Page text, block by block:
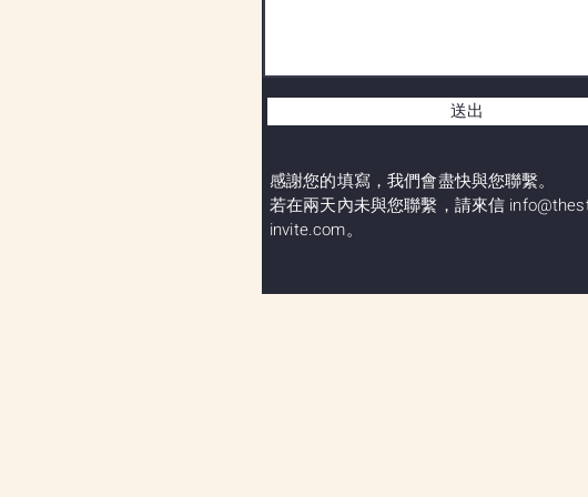
送出
感謝您的填寫，我們會盡快與您聯繫。
​若在兩天內未與您聯繫，請來信
invite.com。